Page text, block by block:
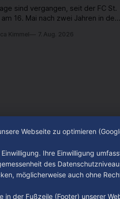
sind vergangen, seit der FC St.
am 16. Mai nach zwei Jahren in der
ist. In dieser Zeit erlebte
Kimmel 7. Aug. 2026
Webseite zu optimieren
Ihre Einwilligung
des
möglicherweise auch ohne
der Fußzeile (Footer) unserer